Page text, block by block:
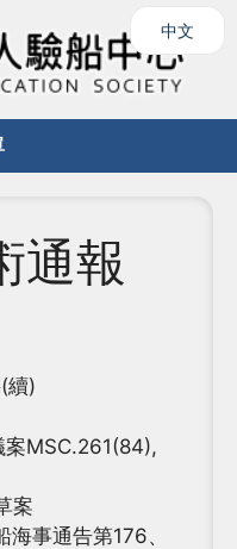
中文
通報
續)
MSC.261(84),
案
事通告第176、